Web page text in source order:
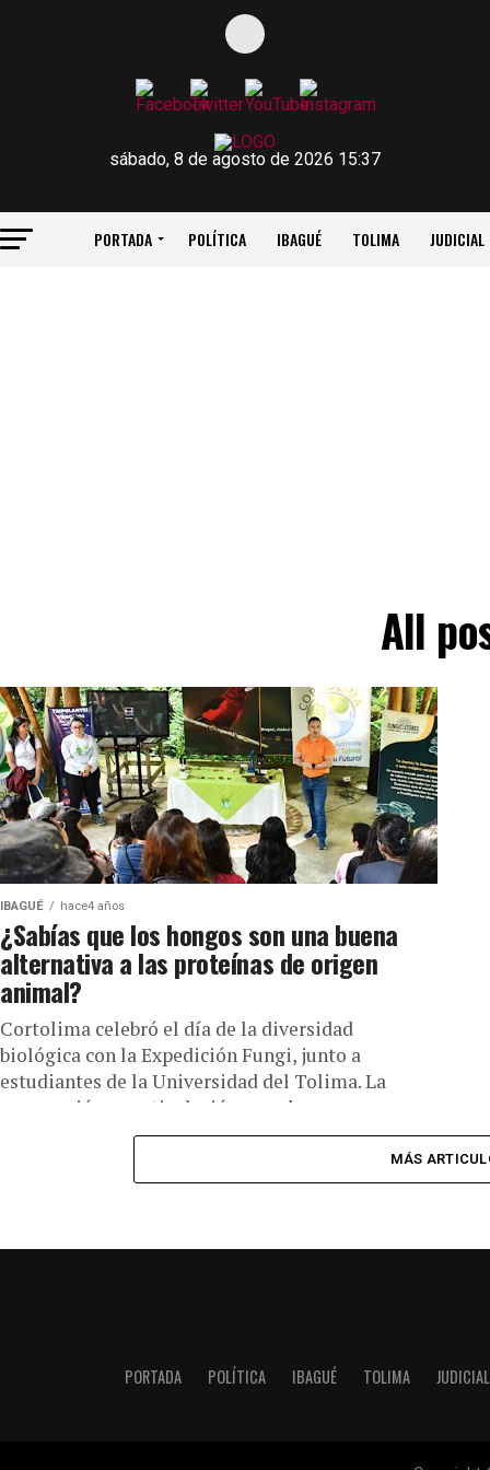
sábado, 8 de agosto de 2026 15:37
PORTADA POLÍTICA IBAGUÉ TOLIMA JUDICIAL
All
IBAGUÉ hace4 años
¿Sabías que los hongos son una buena
alternativa a las proteínas de origen
animal?
Cortolima celebró el día de la diversidad
biológica con la Expedición Fungi, junto a
estudiantes de la Universidad del Tolima. La
corporación en articulación con el...
MÁS
PORTADA POLÍTICA IBAGUÉ TOLIMA JUDICIAL